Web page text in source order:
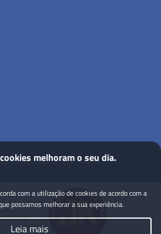
- Todos os direitos reservados
melhoram o seu dia.
com a utilização de cookies de acordo com a
possamos melhorar a sua experiência.
Leia mais